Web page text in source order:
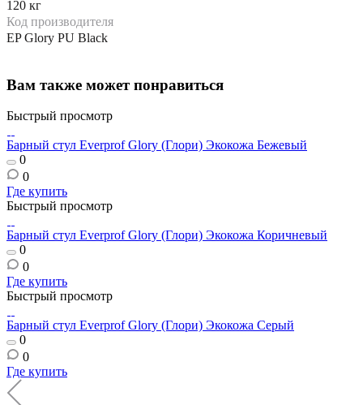
120 кг
Код производителя
EP Glory PU Black
Вам также может понравиться
Быстрый просмотр
Барный стул Everprof Glory (Глори) Экокожа Бежевый
0
0
Где купить
Быстрый просмотр
Барный стул Everprof Glory (Глори) Экокожа Коричневый
0
0
Где купить
Быстрый просмотр
Барный стул Everprof Glory (Глори) Экокожа Серый
0
0
Где купить